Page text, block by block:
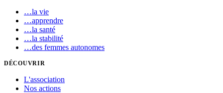
…la vie
…apprendre
…la santé
…la stabilité
…des femmes autonomes
DÉCOUVRIR
L'association
Nos actions